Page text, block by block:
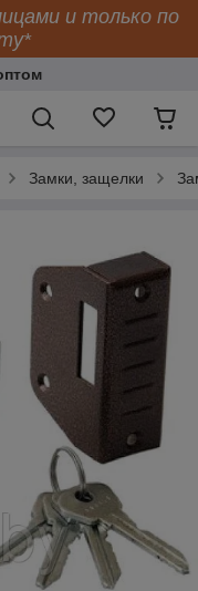
и только по
Замки, защелки